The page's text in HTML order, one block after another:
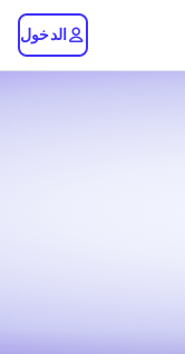
الدخول